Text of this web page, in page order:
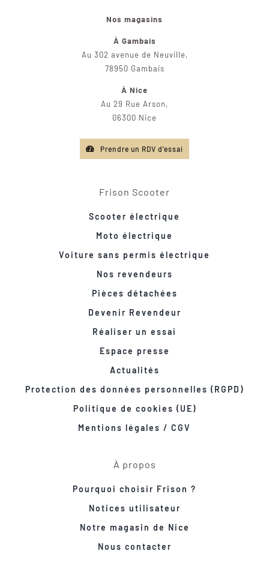
Nos magasins
À Gambais
Au 302 avenue de Neuville,
78950 Gambais
À Nice
Au 29 Rue Arson,
06300 Nice
Prendre un RDV d'essai
Frison Scooter
Scooter électrique
Moto électrique
Voiture sans permis électrique
Nos revendeurs
Pièces détachées
Devenir Revendeur
Réaliser un essai
Espace presse
Actualités
Protection des données personnelles (RGPD)
Politique de cookies (UE)
Mentions légales / CGV
À propos
Pourquoi choisir Frison ?
Notices utilisateur
Notre magasin de Nice
Nous contacter